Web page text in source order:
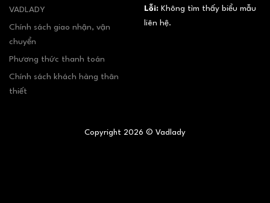
VADLADY
Chính sách giao nhận, vận
chuyển
Phương thức thanh toán
Chính sách khách hàng thân
thiết
Lỗi: Không tìm thấy biểu mẫu
liên hệ.
Copyright 2026 © Vadlady